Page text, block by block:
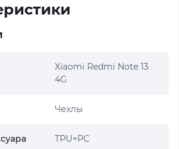
Xiaomi Redmi Note 13
4G
Чехлы
TPU+PC